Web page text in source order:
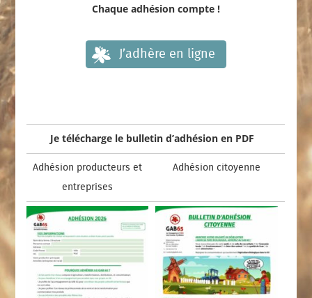
Chaque adhésion compte !
J’adhère en ligne
Je télécharge le bulletin d’adhésion en PDF
Adhésion producteurs et
entreprises
Adhésion citoyenne